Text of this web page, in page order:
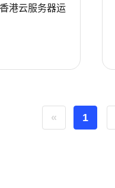
港云服务器运
« 1